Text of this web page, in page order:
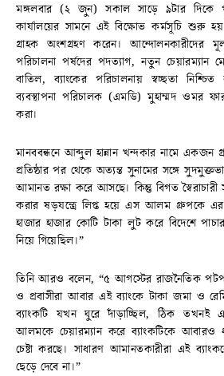
মঙ্গলবার (২ জুন) সকাল সাড়ে ৯টার দিকে
কার্যালয়ের সামনে এই বিক্ষোভ কর্মসূচি
গ্রাহক অংশগ্রহণ করেন। আন্দোলনকারীদের
পরিচালনা পর্ষদের পদত্যাগ, নতুন
বাতিল, ব্যাংকের পরিচালনায় স্বচ্ছতা
ব্যবস্থাপনা পরিচালক (এমডি) মুহাম্মদ ওমর
করা।
মানববন্ধনে আব্দুল হান্নান খন্দকার নামে একজন
প্রতিষ্ঠার পর থেকে অত্যন্ত সুনামের সঙ্গে
আমানত রক্ষা করে আসছে। কিন্তু বিগত
করার ষড়যন্ত্রে লিপ্ত হয়ে এস আলম গ্রুপকে এর
হাজার হাজার কোটি টাকা লুট করে বিদেশে
নিয়ে গিয়েছিল।”
তিনি আরও বলেন, “৫ আগস্টের রাজনৈতিক
ও প্রবাসীরা আবার এই ব্যাংকে টাকা জমা ও
ব্যাংকটি যখন ঘুরে দাঁড়াচ্ছিল, ঠিক তখনই
আলমকে চেয়ারম্যান করে ব্যাংকটিকে আবারও
চেষ্টা করছে। সাধারণ আমানতকারীরা এই
ছেড়ে দেবে না।”